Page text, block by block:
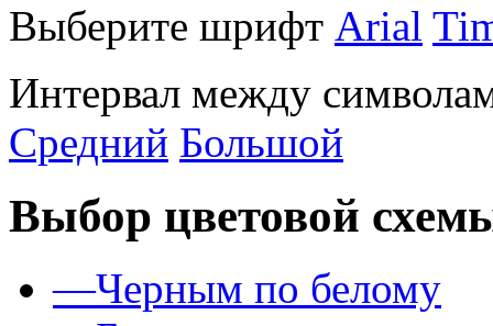
Выберите шрифт Arial
Интервал между
Средний Большой
Выбор цветовой
—Черным по белому